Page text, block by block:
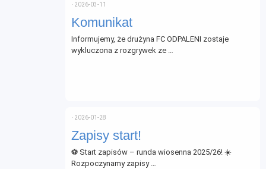
Komunikat
⋅ 2026-03-11
Informujemy, że drużyna FC ODPALENI zostaje
wykluczona z rozgrywek ze …
Zapisy start!
⋅ 2026-01-28
⚽ Start zapisów – runda wiosenna 2025/26! ☀️
Rozpoczynamy zapisy …